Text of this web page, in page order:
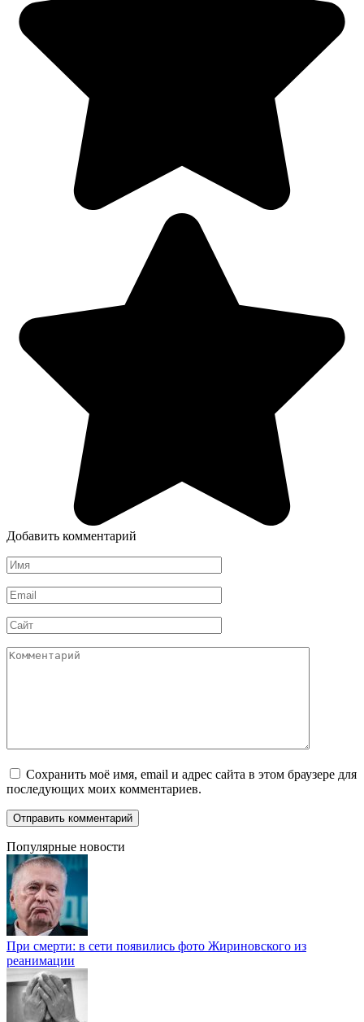
Добавить комментарий
Имя
*
Email
*
Сайт
Комментарий
Сохранить моё имя, email и адрес сайта в этом браузере для
последующих моих комментариев.
Популярные новости
При смерти: в сети появились фото Жириновского из
реанимации